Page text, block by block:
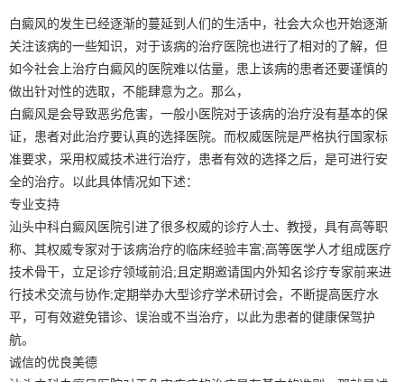
白癜风的发生已经逐渐的蔓延到人们的生活中，社会大众也开始逐渐
关注该病的一些知识，对于该病的治疗医院也进行了相对的了解，但
如今社会上治疗白癜风的医院难以估量，患上该病的患者还要谨慎的
做出针对性的选取，不能肆意为之。那么，
白癜风是会导致恶劣危害，一般小医院对于该病的治疗没有基本的保
证，患者对此治疗要认真的选择医院。而权威医院是严格执行国家标
准要求，采用权威技术进行治疗，患者有效的选择之后，是可进行安
全的治疗。以此具体情况如下述：
专业支持
汕头中科白癜风医院引进了很多权威的诊疗人士、教授，具有高等职
称、其权威专家对于该病治疗的临床经验丰富;高等医学人才组成医疗
技术骨干，立足诊疗领域前沿;且定期邀请国内外知名诊疗专家前来进
行技术交流与协作;定期举办大型诊疗学术研讨会，不断提高医疗水
平，可有效避免错诊、误治或不当治疗，以此为患者的健康保驾护
航。
诚信的优良美德